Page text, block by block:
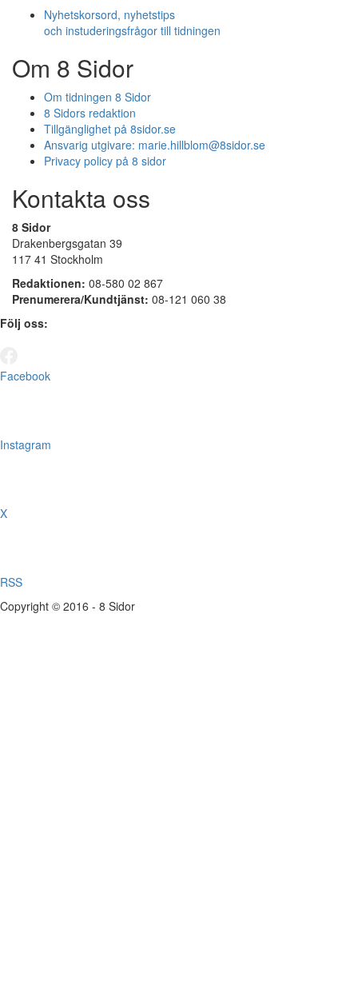
Nyhetskorsord, nyhetstips
och instuderingsfrågor till tidningen
Om 8 Sidor
Om tidningen 8 Sidor
8 Sidors redaktion
Tillgänglighet på 8sidor.se
Ansvarig utgivare: marie.hillblom@8sidor.se
Privacy policy på 8 sidor
Kontakta oss
8 Sidor
Drakenbergsgatan 39
117 41 Stockholm
Redaktionen: 08-580 02 867
Prenumerera/Kundtjänst: 08-121 060 38
Följ oss:
Facebook
Instagram
X
RSS
Copyright © 2016 - 8 Sidor